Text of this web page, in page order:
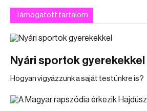
Támogatott tartalom
Nyári sportok gyerekekkel
Hogyan vigyázzunk a saját testünkre is?